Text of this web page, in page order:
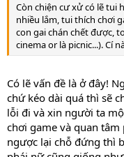
Còn chiện cư xử có lẽ tui
nhiều lắm, tui thích chơi
con gai chán chết được,
cinema or là picnic...). Cí
Có lẽ vấn đề là ở đây!
chứ kéo dài quá thì sẽ
lỗi đi và xin người ta
chơi game và quan
ngược lại chỗ đứng thì